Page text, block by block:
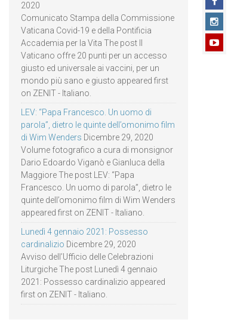
2020
Comunicato Stampa della Commissione
Vaticana Covid-19 e della Pontificia
Accademia per la Vita The post Il
Vaticano offre 20 punti per un accesso
giusto ed universale ai vaccini, per un
mondo più sano e giusto appeared first
on ZENIT - Italiano.
LEV: “Papa Francesco. Un uomo di
parola”, dietro le quinte dell’omonimo film
di Wim Wenders Dicembre 29, 2020
Volume fotografico a cura di monsignor
Dario Edoardo Viganò e Gianluca della
Maggiore The post LEV: “Papa
Francesco. Un uomo di parola”, dietro le
quinte dell’omonimo film di Wim Wenders
appeared first on ZENIT - Italiano.
Lunedì 4 gennaio 2021: Possesso
cardinalizio Dicembre 29, 2020
Avviso dell’Ufficio delle Celebrazioni
Liturgiche The post Lunedì 4 gennaio
2021: Possesso cardinalizio appeared
first on ZENIT - Italiano.